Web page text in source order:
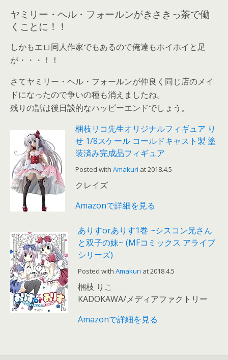
ヤミリー・ヘル・フォールンがきさきっ茶で働
くことに！！
しかもエロ同人作家でもあるので俺達もホイホイと足
が・・・！！
さてヤミリー・ヘル・フォールンが仲良く同じ店のメイ
ドになったので争いの種も消えましたね。
残りの話は後日談的なハッピーエンドでしょう。
梱枝リコ先生オリジナルフィギュア り
せ 1/8スケール コールドキャスト製 塗
装済み完成品フィギュア
Posted with Amakuri at 2018.4.5
クレイズ
Amazonで詳細を見る
ありすorありす1巻 ~シスコン兄さん
と双子の妹~ (MFコミックス アライブ
シリーズ)
Posted with Amakuri at 2018.4.5
梱枝 りこ
KADOKAWA/メディアファクトリー
Amazonで詳細を見る